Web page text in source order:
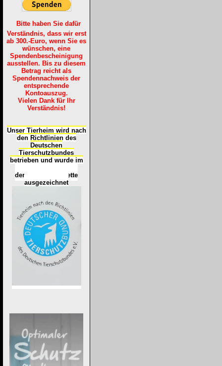
Bitte haben Sie dafür
Verständnis, dass wir erst
ab 300.-Euro, wenn Sie es
wünschen, eine
Spendenbescheinigung
ausstellen. Bis zu diesem
Betrag reicht als
Spendennachweis der
entsprechende
Kontoauszug.
Vielen Dank für Ihr
Verständnis!
Unser Tierheim wird nach
den Richtlinien des
Deutschen
Tierschutzbundes
betrieben und wurde im
der
Tierheimplakette
ausgezeichnet